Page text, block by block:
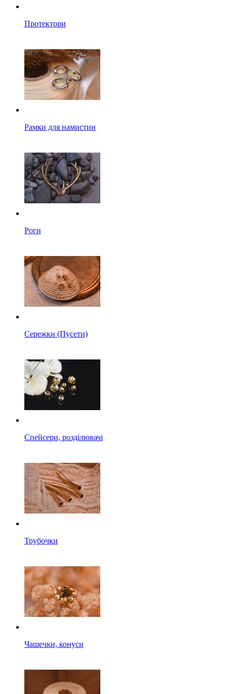
Протектори
Рамки для намистин
Роги
Сережки (Пусети)
Спейсери, розділювачі
Трубочки
Чашечки, конуси